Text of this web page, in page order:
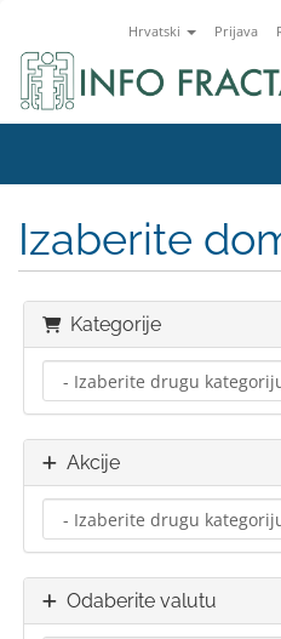
Hrvatski Prijava
Izaberite
Kategorije
Akcije
Odaberite valutu